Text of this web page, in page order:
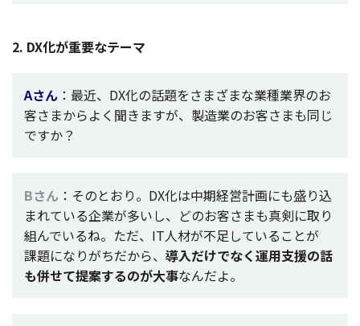
2. DX化が重要なテーマ
Aさん ： 最近、DX化の話題をさまざまな業種業界のお
客さまからよく聞きますが、 製造業のお客さまも同じ
ですか？
Bさん ：そのとおり。DX化は中期経営計画にも盛り込
まれている企業が多いし、どのお客さまも真剣に取り
組んでいるね。ただ、IT人材が不足していることが
課題になりがちだから、 導入だけでなく運用支援の話
も併せて提案するのが大事なんだよ。